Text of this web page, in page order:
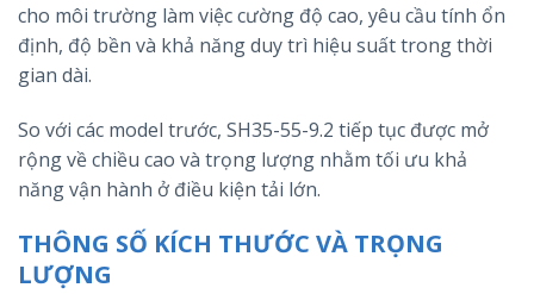
cho môi trường làm việc cường độ cao, yêu cầu tính ổn
định, độ bền và khả năng duy trì hiệu suất trong thời
gian dài.
So với các model trước, SH35-55-9.2 tiếp tục được mở
rộng về chiều cao và trọng lượng nhằm tối ưu khả
năng vận hành ở điều kiện tải lớn.
THÔNG SỐ KÍCH THƯỚC VÀ TRỌNG
LƯỢNG